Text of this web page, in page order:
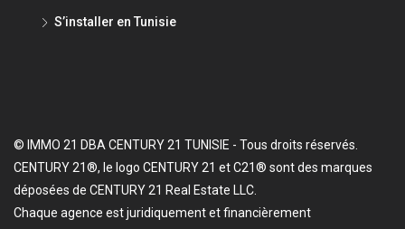
S’installer en Tunisie
© IMMO 21 DBA CENTURY 21 TUNISIE - Tous droits réservés.
CENTURY 21®, le logo CENTURY 21 et C21® sont des marques
déposées de CENTURY 21 Real Estate LLC.
Chaque agence est juridiquement et financièrement